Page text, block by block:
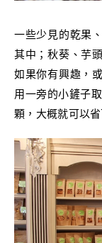
一些少見的乾果
其中；秋葵、芋
如果你有興趣，
用一旁的小鏟子
顆，大概就可以